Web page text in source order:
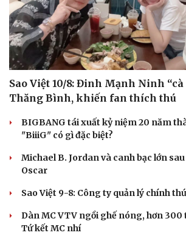
Sao Việt 10/8: Đinh Mạnh Ninh
Thăng Bình, khiến fan thích thú
BIGBANG tái xuất kỷ niệm 20 năm
"BiiiG" có gì đặc biệt?
Michael B. Jordan và canh bạc lớn
Oscar
Sao Việt 9-8: Công ty quản lý chính
Dàn MC VTV ngồi ghế nóng, hơn 300
Tứ kết MC nhí